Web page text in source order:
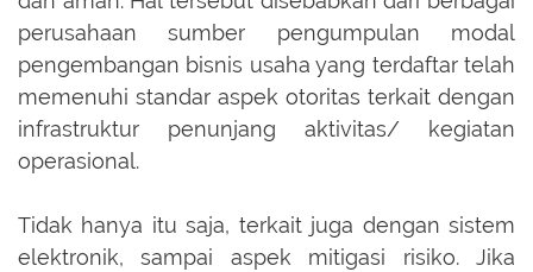
perusahaan sumber pengumpulan modal
pengembangan bisnis usaha yang terdaftar telah
memenuhi standar aspek otoritas terkait dengan
infrastruktur penunjang aktivitas/ kegiatan
operasional.
Tidak hanya itu saja, terkait juga dengan sistem
elektronik, sampai aspek mitigasi risiko. Jika